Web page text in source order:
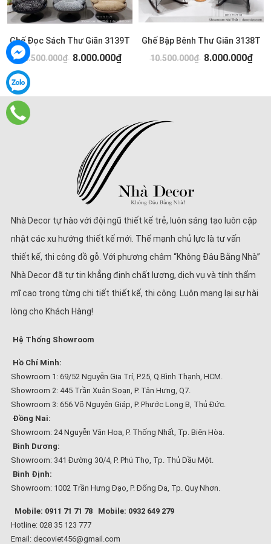
Ghế Đọc Sách Thư Giãn 3139T
10.500.000₫ 8.000.000₫
Ghế Bập Bênh Thư Giãn 3138T
10.500.000₫ 8.000.000₫
Nhà Decor tự hào với đội ngũ thiết kế trẻ, luôn sáng tạo luôn cập
nhật các xu hướng thiết kế mới. Thế mạnh chủ lực là tư vấn
thiết kế, thi công đồ gỗ. Với phương châm “Không Đâu Bằng Nhà”
Nhà Decor đã tự tin khẳng định chất lượng, dịch vụ và tính thẩm
mĩ cao trong từng chi tiết thiết kế, thi công. Luôn mang lại sự hài
lòng cho Khách Hàng!
Hệ Thống Showroom
Hồ Chí Minh:
Showroom 1: 69/52 Nguyễn Gia Trí, P.25, Q.Bình Thạnh, HCM.
Showroom 2: 445 Trần Xuân Soạn, P. Tân Hưng, Q7.
Showroom 3: 656 Võ Nguyên Giáp, P. Phước Long B, Thủ Đức.
Đồng Nai:
Showroom: 24 Nguyễn Văn Hoa, P. Thống Nhất, Tp. Biên Hòa.
Bình Dương:
Showroom: 341 Đường 30/4, P. Phú Thọ, Tp. Thủ Dầu Một.
Bình Định:
Showroom: 1002 Trần Hưng Đạo, P. Đống Đa, Tp. Quy Nhơn.
Mobile: 0911 71 71 78
Mobile: 0932 649 279
Hotline: 028 35 123 777
Email: decoviet456@gmail.com